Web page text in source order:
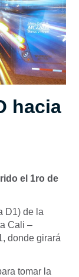
hacia
el 1ro de
D1) de la
Cali –
donde girará
tomar la